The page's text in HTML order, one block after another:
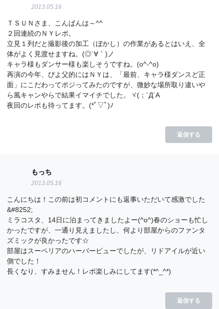
2013.05.16
ＴＳＵＮさま、こんばんは～^^
２回連続のＮＹレポ。
立見１列だと撮影後の加工（ぼかし）の作業があるとはいえ、全
体がよく見渡せますね。(◎´∀｀)ノ
キャラ様もダンサー様も楽しそうですね。(o^-^o)
再演の今年、ぴよ父的にはＮＹは、「最前、キャラ様ダンスど正
面」にこだわってポジってみたのですが、微妙な場所取り違いや
ら風キャンやらで結果イマイチでした。ヾ(；´Д`A
夜回のレポも待ってます。(*ﾟ▽ﾟ)ﾉ
返信する
もっち
2013.05.16
こんにちは！この前は初コメントにも返事いただいて感激でした
&#8252;
ミラコスタ、14日に泊まってきましたよー(^o^)春のショーも忙し
かったですが、一通り見えましたし、何より部屋からのファンタ
ズミックが良かったです☆
部屋はスーペリアのハーバービューでしたが、リドアイルが近い
側でした！
長くなり、すみません！レポ楽しみにしてます(*^_^*)
返信する